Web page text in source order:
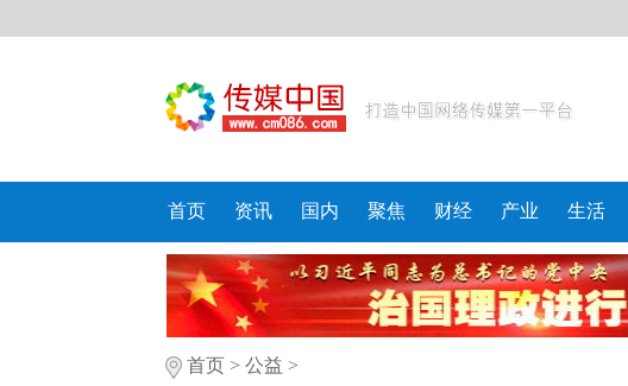
首页 资讯 国内 聚焦 财经 产业 生活
首页> 公益 >